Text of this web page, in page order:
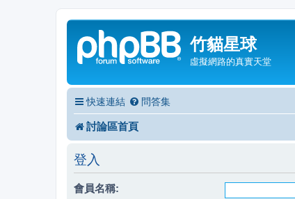
竹貓星球
虛擬網路的真實天堂
快速連結 問答集
討論區首頁
登入
會員名稱: